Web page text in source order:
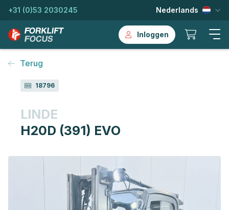
+31 (0)53 2030245 Nederlands
Inloggen
Terug
18796
LINDE
H20D (391) EVO